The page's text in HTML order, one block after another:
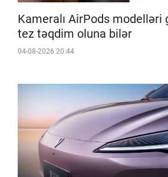
Kameralı AirPods modelləri
tez təqdim oluna bilər
04-08-2026 20:44